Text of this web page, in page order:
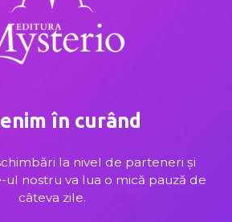
în curând
la nivel de parteneri și
ul nostru va lua o mică pauză de
câteva zile.